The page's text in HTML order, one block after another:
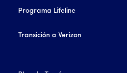
Programa Lifeline
Transición a Verizon